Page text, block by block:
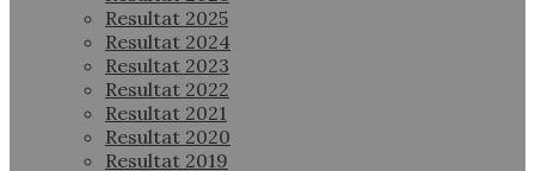
Resultat 2025
Resultat 2024
Resultat 2023
Resultat 2022
Resultat 2021
Resultat 2020
Resultat 2019